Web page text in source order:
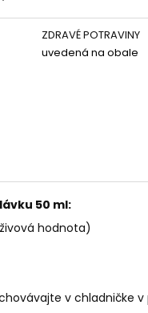
ZDRAVÉ POTRAVINY
uvedená na obale
50 ml:
hodnota)
v chladničke
368 - BALZAM